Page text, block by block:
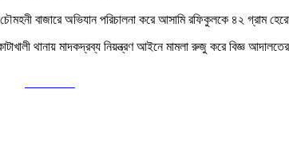
চৌমহনী বাজারে অভিযান পরিচালনা করে আসামি রফিকুলকে ৪২ গ্রাম
থানায় মাদকদ্রব্য নিয়ন্ত্রণ আইনে মামলা রুজু করে বিজ্ঞ